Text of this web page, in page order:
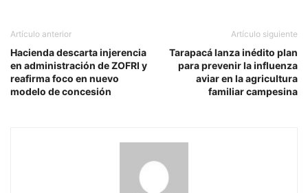
Artículo anterior
Hacienda descarta injerencia
en administración de ZOFRI y
reafirma foco en nuevo
modelo de concesión
Artículo siguiente
Tarapacá lanza inédito plan
para prevenir la influenza
aviar en la agricultura
familiar campesina